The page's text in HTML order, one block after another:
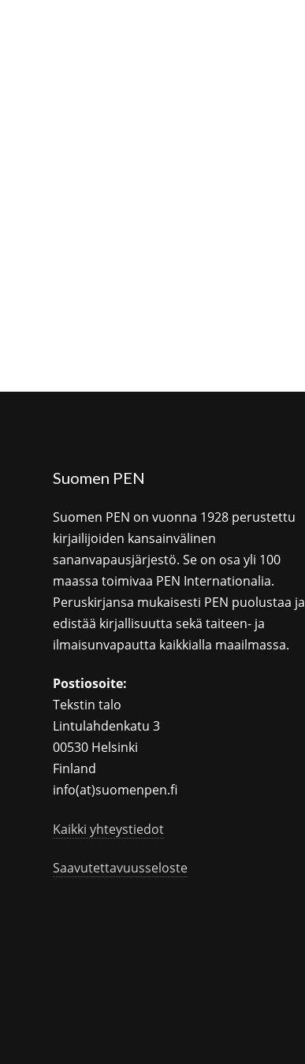
Suomen PEN
Suomen PEN on vuonna 1928 perustettu
kirjailijoiden kansainvälinen
sananvapausjärjestö. Se on osa yli 100
maassa toimivaa PEN Internationalia.
Peruskirjansa mukaisesti PEN puolustaa ja
edistää kirjallisuutta sekä taiteen- ja
ilmaisunvapautta kaikkialla maailmassa.
Postiosoite:
Tekstin talo
Lintulahdenkatu 3
00530 Helsinki
Finland
info(at)suomenpen.fi
Kaikki yhteystiedot
Saavutettavuusseloste